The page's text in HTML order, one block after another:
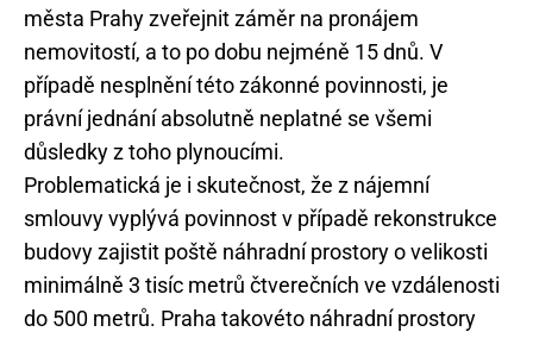
města Prahy zveřejnit záměr na pronájem
nemovitostí, a to po dobu nejméně 15 dnů. V
případě nesplnění této zákonné povinnosti, je
právní jednání absolutně neplatné se všemi
důsledky z toho plynoucími.
Problematická je i skutečnost, že z nájemní
smlouvy vyplývá povinnost v případě rekonstrukce
budovy zajistit poště náhradní prostory o velikosti
minimálně 3 tisíc metrů čtverečních ve vzdálenosti
do 500 metrů. Praha takovéto náhradní prostory